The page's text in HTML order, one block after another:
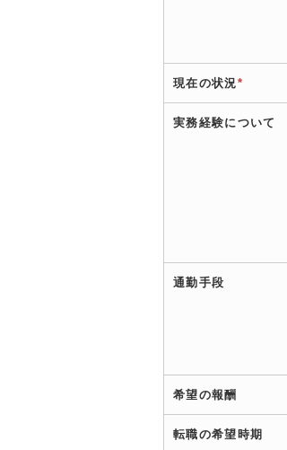
現在の状況*
実務経験について
通勤手段
希望の報酬
転職の希望時期